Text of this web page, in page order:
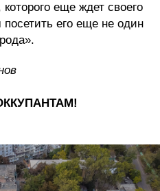
еще ждет своего
его еще не один